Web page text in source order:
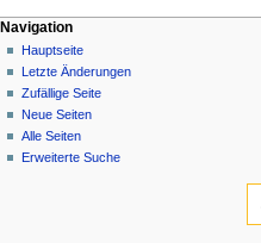
Navigation
Hauptseite
Letzte Änderungen
Zufällige Seite
Neue Seiten
Alle Seiten
Erweiterte Suche